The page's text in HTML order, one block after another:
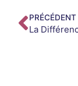
PRÉCÉDENT